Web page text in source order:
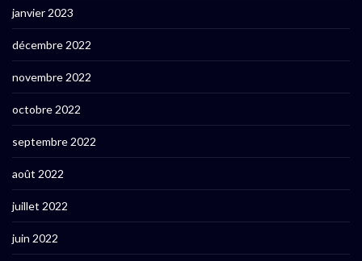
janvier 2023
décembre 2022
novembre 2022
octobre 2022
septembre 2022
août 2022
juillet 2022
juin 2022